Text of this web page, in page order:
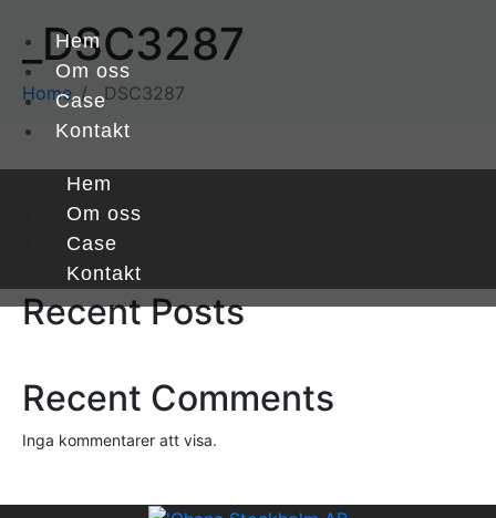
Hem
Om oss
Case
Kontakt
Hem
Om oss
Case
Kontakt
_DSC3287
Home _DSC3287
Recent Posts
Recent Comments
Inga kommentarer att visa.